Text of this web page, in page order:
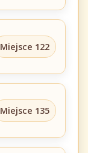
Miejsce 122
Miejsce 135